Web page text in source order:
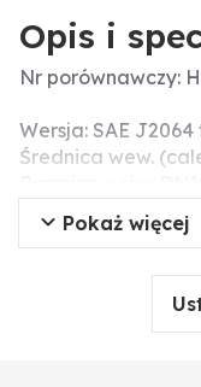
Opis i
Nr porównawczy:
Wersja: SAE J2064
Średnica wew.
Pokaż więcej